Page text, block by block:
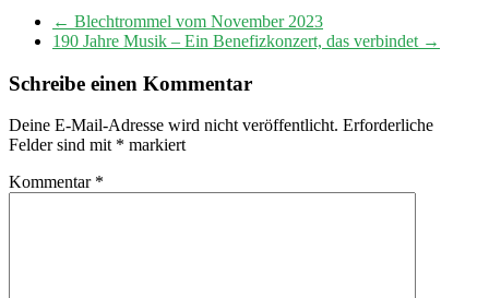
← Blechtrommel vom November 2023
190 Jahre Musik – Ein Benefizkonzert, das verbindet →
Schreibe einen Kommentar
Deine E-Mail-Adresse wird nicht veröffentlicht. Erforderliche
Felder sind mit * markiert
Kommentar *